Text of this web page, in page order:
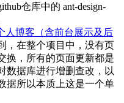
仓库中的 ant-design-
人博客（含前台展示及后
，在整个项目中，没有页
换，所有的页面更新都是
数据库进行增删查改，以
据所以本质上这是一个单